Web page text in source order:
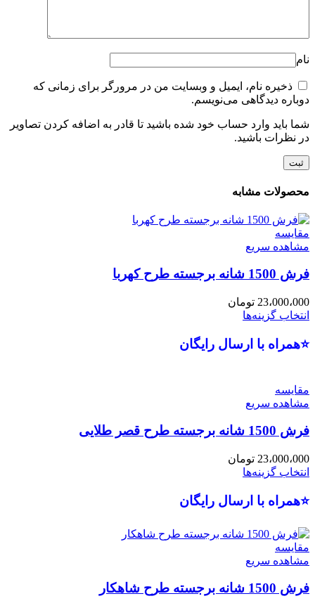
نام
ذخیره نام، ایمیل و وبسایت من در مرورگر برای زمانی که
دوباره دیدگاهی می‌نویسم.
شما باید وارد حساب خود شده باشید تا قادر به اضافه کردن تصاویر
در نظرات باشید.
محصولات مشابه
مقایسه
مشاهده سریع
فرش 1500 شانه برجسته طرح کهربا
23،000،000 تومان
انتخاب گزینه‌ها
⭐همراه با ارسال رایگان
مقایسه
مشاهده سریع
فرش 1500 شانه برجسته طرح قصر طلایی
23،000،000 تومان
انتخاب گزینه‌ها
⭐همراه با ارسال رایگان
مقایسه
مشاهده سریع
فرش 1500 شانه برجسته طرح شاهکار